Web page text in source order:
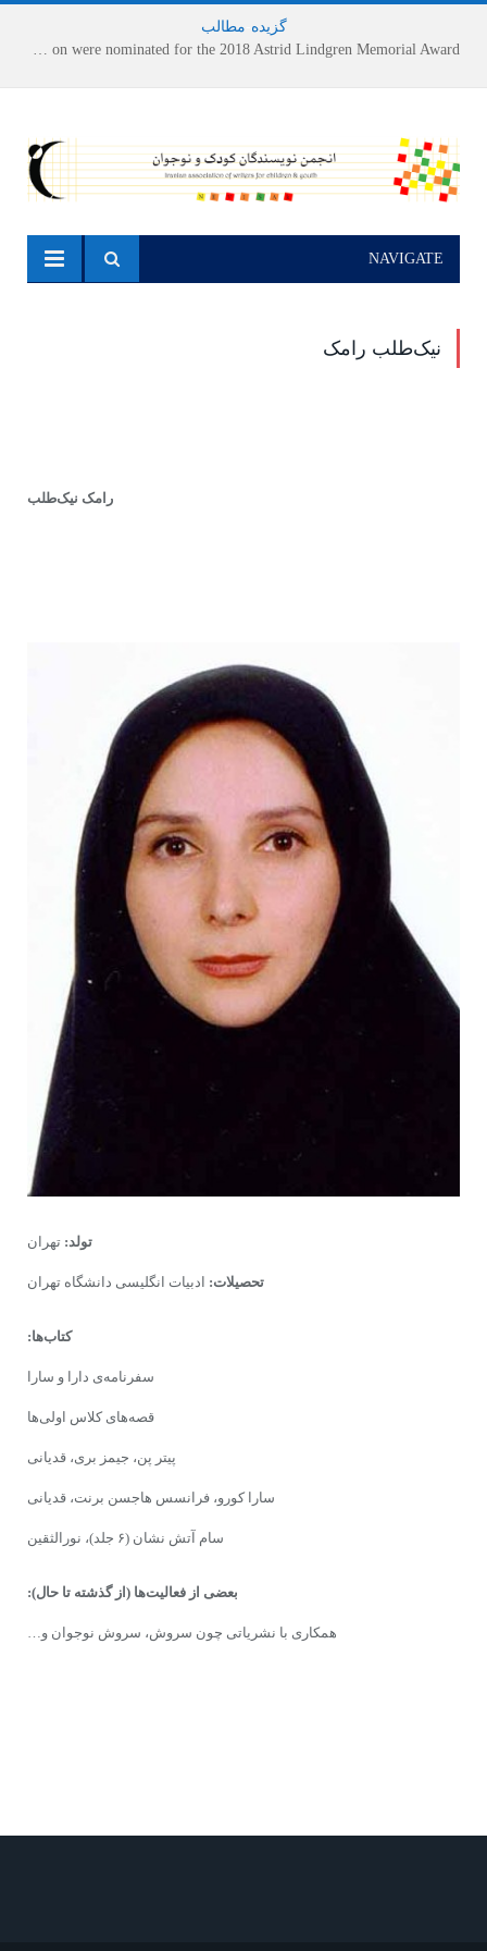
گزیده مطالب
NAVIGATE
نیک‌طلب رامک
رامک نیک‌طلب
تولد: تهران
تحصیلات: ادبیات انگلیسی دانشگاه تهران
کتاب‌ها:
سفرنامه‌ی دارا و سارا
قصه‌های کلاس اولی‌ها
پیتر پن، جیمز بری، قدیانی
سارا کورو، فرانسس هاجسن برنت، قدیانی
سام آتش نشان (۶ جلد)، نورالثقین
بعضى از فعالیت‌ها (از گذشته تا حال):
همکاری با نشریاتی چون سروش، سروش نوجوان و…